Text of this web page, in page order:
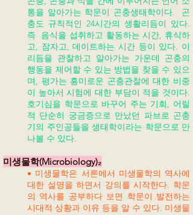
통을 알아가는 학문이 곤충생태학이다. 곤
충도 규칙적인 24시간의 생활리듬이 있다.
즉 음식을 섭취하고 활동하는 시간, 휴식하
고, 잠자고, 데이트하는 시간 등이 있다. 이
리듬을 관찰하고 알아가는 가운데 곤충의
행동을 제어할 수 있는 방법을 찾을 수 있으
며, 평가는 흥미로운 곤충관찰에 대한 비중
이 높아서 시험에 대한 부담이 적을 것이다.
호기심을 학문으로 바꾸어 주는 기회, 어릴
적 단순히 궁금증으로 만났던 파브로 곤충
기의 주인공들을 생태학이라는 학문으로 만
나볼 수 있다.
미생물학(Microbiology)₂
• 미생물학은 서론에서 미생물학의 역사에
대한 설명을 하면서 강의를 시작한다. 학문
의 역사를 공부하다 보면 학문이 발전하는
시대적 상황과 이유 등을 알 수 있다. 미생물